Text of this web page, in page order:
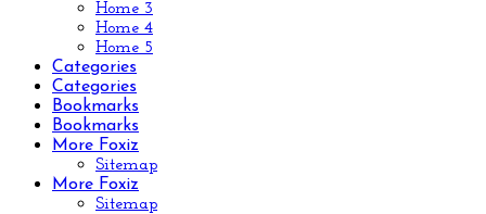
Home 3
Home 4
Home 5
Categories
Categories
Bookmarks
Bookmarks
More Foxiz
Sitemap
More Foxiz
Sitemap